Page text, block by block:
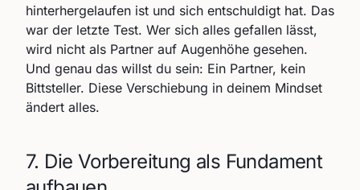
hinterhergelaufen ist und sich entschuldigt hat. Das
war der letzte Test. Wer sich alles gefallen lässt,
wird nicht als Partner auf Augenhöhe gesehen.
Und genau das willst du sein: Ein Partner, kein
Bittsteller. Diese Verschiebung in deinem Mindset
ändert alles.
7. Die Vorbereitung als Fundament